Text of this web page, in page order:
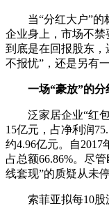
当“分红大户”的标
企业身上，市场不禁
到底是在回报股东
不报忧”，还是另有
一场“豪放”的分
泛家居企业“红包
15亿元，占净利润
约4.96亿元。自2017
占总额66.86%。尽
线套现”的质疑从未停
索菲亚拟每10股